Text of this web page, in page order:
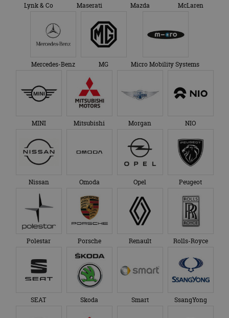
Lynk & Co Maserati Mazda McLaren
Mercedes-Benz MG Micro Mobility Systems
MINI Mitsubishi Morgan NIO
Nissan Omoda Opel Peugeot
Polestar Porsche Renault Rolls-Royce
SEAT Skoda Smart SsangYong